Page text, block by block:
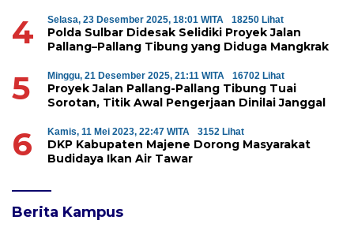
4 Selasa, 23 Desember 2025, 18:01 WITA 18250 Lihat
Polda Sulbar Didesak Selidiki Proyek Jalan
Pallang–Pallang Tibung yang Diduga Mangkrak
5 Minggu, 21 Desember 2025, 21:11 WITA 16702 Lihat
Proyek Jalan Pallang-Pallang Tibung Tuai
Sorotan, Titik Awal Pengerjaan Dinilai Janggal
6 Kamis, 11 Mei 2023, 22:47 WITA 3152 Lihat
DKP Kabupaten Majene Dorong Masyarakat
Budidaya Ikan Air Tawar
Berita Kampus